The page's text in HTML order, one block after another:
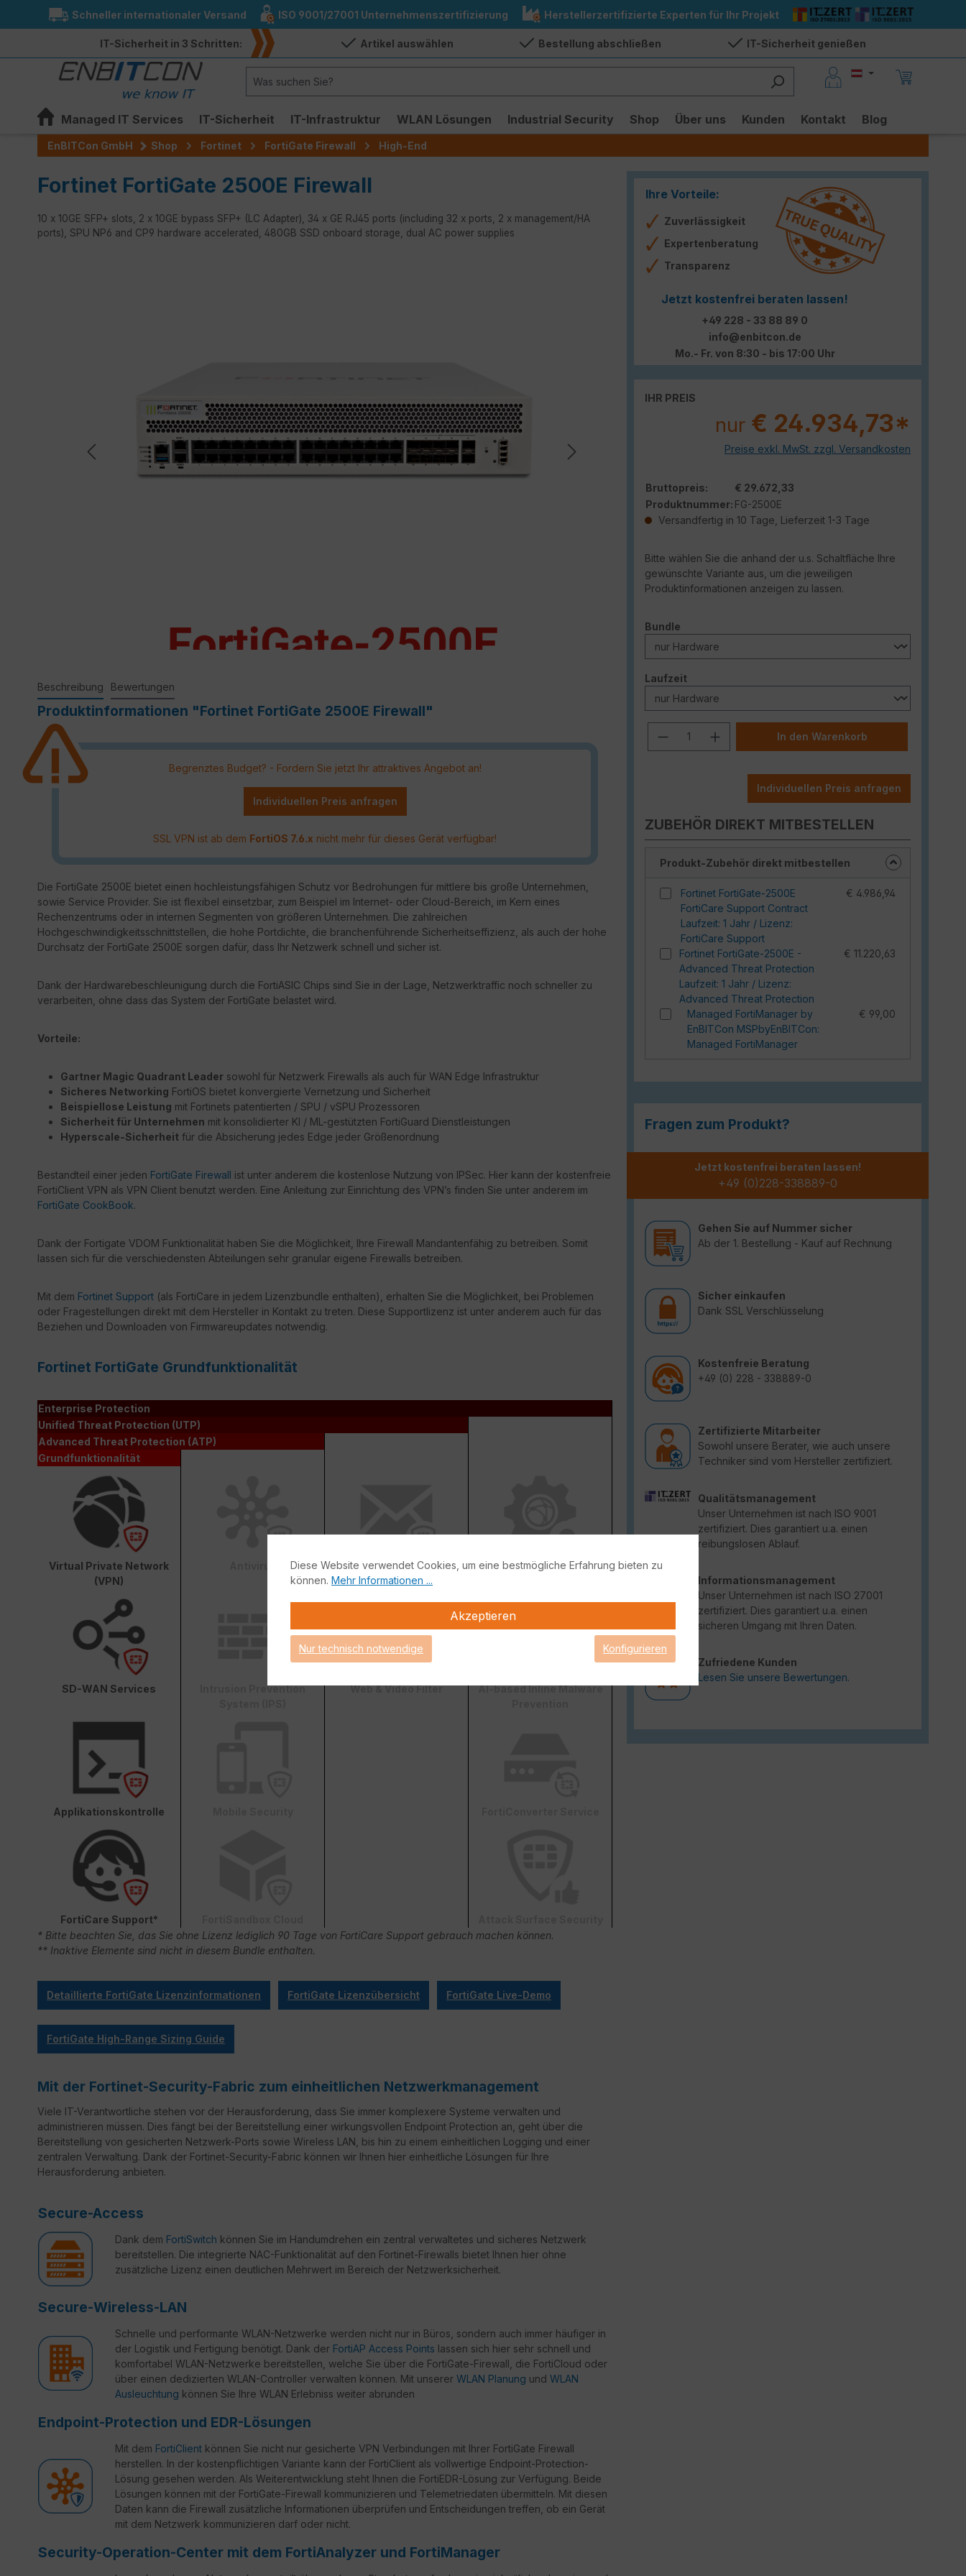
Zur Hauptnavigation springen
Schneller internationaler Versand ISO 9001/27001 Unternehmenszertifizierung Herstellerzertifizierte Experten für Ihr Projekt
IT-Sicherheit in 3 Schritten: Artikel auswählen Bestellung abschließen IT-Sicherheit genießen
Managed IT Services IT-Sicherheit IT-Infrastruktur WLAN Lösungen Industrial Security Shop Über uns Kunden Kontakt Blog
EnBITCon GmbH Shop Fortinet FortiGate Firewall High-End
Fortinet FortiGate 2500E Firewall
10 x 10GE SFP+ slots, 2 x 10GE bypass SFP+ (LC Adapter), 34 x GE RJ45 ports (including 32 x ports, 2 x management/HA
ports), SPU NP6 and CP9 hardware accelerated, 480GB SSD onboard storage, dual AC power supplies
Ihre Vorteile:
Zuverlässigkeit
Expertenberatung
Transparenz
Jetzt kostenfrei beraten lassen!
+49 228 - 33 88 89 0
info@enbitcon.de
Mo.- Fr. von 8:30 - bis 17:00 Uhr
IHR PREIS
nur € 24.934,73*
Preise exkl. MwSt. zzgl. Versandkosten
Bruttopreis:
€ 29.672,33
Produktnummer: FG-2500E
Versandfertig in 10 Tage, Lieferzeit 1-3 Tage
Bitte wählen Sie die anhand der u.s. Schaltfläche Ihre
gewünschte Variante aus, um die jeweiligen
Produktinformationen anzeigen zu lassen.
Bundle
Laufzeitauswählen
Produkt Anzahl: Gib den
In den Warenkorb
Individuellen Preis anfragen
ZUBEHÖR DIREKT MITBESTELLEN
Produkt-Zubehör direkt mitbestellen
Fortinet FortiGate-2500E
FortiCare Support Contract
Laufzeit: 1 Jahr / Lizenz:
FortiCare Support
€ 4.986,94
Fortinet FortiGate-2500E -
Advanced Threat Protection
Laufzeit: 1 Jahr / Lizenz:
Advanced Threat Protection
€ 11.220,63
Managed FortiManager by
EnBITCon MSPbyEnBITCon:
Managed FortiManager
€ 99,00
Fragen zum Produkt?
Jetzt kostenfrei beraten lassen!
+49 (0)228-338889-0
Gehen Sie auf Nummer sicher
Ab der 1. Bestellung - Kauf auf Rechnung
Sicher einkaufen
Dank SSL Verschlüsselung
Kostenfreie Beratung
+49 (0) 228 - 338889-0
Zertifizierte Mitarbeiter
Sowohl unsere Berater, wie auch unsere
Techniker sind vom Hersteller zertifiziert.
Qualitätsmanagement
Unser Unternehmen ist nach ISO 9001
zertifiziert. Dies garantiert u.a. einen
reibungslosen Ablauf.
Informationsmanagement
Unser Unternehmen ist nach ISO 27001
zertifiziert. Dies garantiert u.a. einen
sicheren Umgang mit Ihren Daten.
Zufriedene Kunden
Lesen Sie unsere Bewertungen.
Beschreibung Bewertungen
Produktinformationen "Fortinet FortiGate 2500E Firewall"
Begrenztes Budget? - Fordern Sie jetzt Ihr attraktives Angebot an!
Individuellen Preis anfragen
SSL VPN ist ab dem FortiOS 7.6.x nicht mehr für dieses Gerät verfügbar!
Die FortiGate 2500E bietet einen hochleistungsfähigen Schutz vor Bedrohungen für mittlere bis große Unternehmen,
sowie Service Provider. Sie ist flexibel einsetzbar, zum Beispiel im Internet- oder Cloud-Bereich, im Kern eines
Rechenzentrums oder in internen Segmenten von größeren Unternehmen. Die zahlreichen
Hochgeschwindigkeitsschnittstellen, die hohe Portdichte, die branchenführende Sicherheitseffizienz, als auch der hohe
Durchsatz der FortiGate 2500E sorgen dafür, dass Ihr Netzwerk schnell und sicher ist.
Dank der Hardwarebeschleunigung durch die FortiASIC Chips sind Sie in der Lage, Netzwerktraffic noch schneller zu
verarbeiten, ohne dass das System der FortiGate belastet wird.
Vorteile:
Gartner Magic Quadrant Leader sowohl für Netzwerk Firewalls als auch für WAN Edge Infrastruktur
Sicheres Networking FortiOS bietet konvergierte Vernetzung und Sicherheit
Beispiellose Leistung mit Fortinets patentierten / SPU / vSPU Prozessoren
Sicherheit für Unternehmen mit konsolidierter KI / ML-gestützten FortiGuard Dienstleistungen
Hyperscale-Sicherheit für die Absicherung jedes Edge jeder Größenordnung
Bestandteil einer jeden FortiGate Firewall ist unter anderem die kostenlose Nutzung von IPSec. Hier kann der kostenfreie
FortiClient VPN als VPN Client benutzt werden. Eine Anleitung zur Einrichtung des VPN’s finden Sie unter anderem im
FortiGate CookBook.
Dank der Fortigate VDOM Funktionalität haben Sie die Möglichkeit, Ihre Firewall Mandantenfähig zu betreiben. Somit
lassen sich für die verschiedensten Abteilungen sehr granular eigene Firewalls betreiben.
Mit dem Fortinet Support (als FortiCare in jedem Lizenzbundle enthalten), erhalten Sie die Möglichkeit, bei Problemen
oder Fragestellungen direkt mit dem Hersteller in Kontakt zu treten. Diese Supportlizenz ist unter anderem auch für das
Beziehen und Downloaden von Firmwareupdates notwendig.
Fortinet FortiGate Grundfunktionalität
Enterprise Protection
Unified Threat Protection (UTP)
Advanced Threat Protection (ATP)
Grundfunktionalität
Virtual Private Network
(VPN)
Antispam
Inline CASB Database +
SD-WAN Services
Intrusion Prevention
Web & Video Filter
AI-based Inline Malware
Applikationskontrolle
FortiCare Support*
* Bitte beachten Sie, das Sie ohne Lizenz lediglich 90 Tage von FortiCare Support gebrauch machen können.
** Inaktive Elemente sind nicht in diesem Bundle enthalten.
Detaillierte FortiGate Lizenzinformationen FortiGate Lizenzübersicht FortiGate Live-Demo
FortiGate High-Range Sizing Guide
Mit der Fortinet-Security-Fabric zum einheitlichen Netzwerkmanagement
Viele IT-Verantwortliche stehen vor der Herausforderung, dass Sie immer komplexere Systeme verwalten und
administrieren müssen. Dies fängt bei der Bereitstellung einer wirkungsvollen Endpoint Protection an, geht über die
Bereitstellung von gesicherten Netzwerk-Ports sowie Wireless LAN, bis hin zu einem einheitlichen Logging und einer
zentralen Verwaltung. Dank der Fortinet-Security-Fabric können wir Ihnen hier einheitliche Lösungen für Ihre
Herausforderung anbieten.
Secure-Access
Dank dem FortiSwitch können Sie im Handumdrehen ein zentral verwaltetes und sicheres Netzwerk
bereitstellen. Die integrierte NAC-Funktionalität auf den Fortinet-Firewalls bietet Ihnen hier ohne
zusätzliche Lizenz einen deutlichen Mehrwert im Bereich der Netzwerksicherheit.
Secure-Wireless-LAN
Schnelle und performante WLAN-Netzwerke werden nicht nur in Büros, sondern auch immer häufiger in
der Logistik und Fertigung benötigt. Dank der FortiAP Access Points lassen sich hier sehr schnell und
komfortabel WLAN-Netzwerke bereitstellen, welche Sie über die FortiGate-Firewall, die FortiCloud oder
über einen dedizierten WLAN-Controller verwalten können. Mit unserer WLAN Planung und WLAN
Ausleuchtung können Sie Ihre WLAN Erlebniss weiter abrunden
Endpoint-Protection und EDR-Lösungen
Mit dem FortiClient können Sie nicht nur gesicherte VPN Verbindungen mit Ihrer FortiGate Firewall
herstellen. In der kostenpflichtigen Variante kann der FortiClient als vollwertige Endpoint-Protection-
Lösung gesehen werden. Als Weiterentwicklung steht Ihnen die FortiEDR-Lösung zur Verfügung. Beide
Lösungen können mit der FortiGate-Firewall kommunizieren und Telemetriedaten übermitteln. Mit diesen
Daten kann die Firewall zusätzliche Informationen überprüfen und Entscheidungen treffen, ob ein Gerät
mit dem Netzwerk kommunizieren darf oder nicht.
Security-Operation-Center mit dem FortiAnalyzer und FortiManager
Diese Website verwendet Cookies, um eine bestmögliche Erfahrung bieten zu
können. Mehr Informationen ...
Akzeptieren
Nur technisch notwendige Konfigurieren